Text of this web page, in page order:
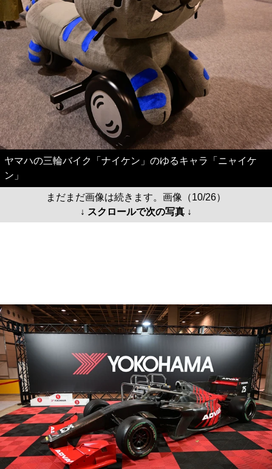
ヤマハの三輪バイク「ナイケン」のゆるキャラ「ニャイケ
ン」
まだまだ画像は続きます。画像（10/26）
↓ スクロールで次の写真 ↓